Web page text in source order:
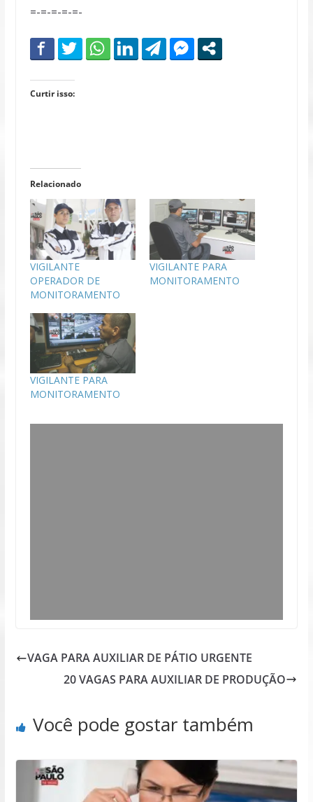
=-=-=-=-=-
Curtir isso:
Relacionado
VIGILANTE
OPERADOR DE
MONITORAMENTO
VIGILANTE PARA
MONITORAMENTO
VIGILANTE PARA
MONITORAMENTO
VAGA PARA AUXILIAR DE PÁTIO URGENTE
20 VAGAS PARA AUXILIAR DE PRODUÇÃO
Você pode gostar também